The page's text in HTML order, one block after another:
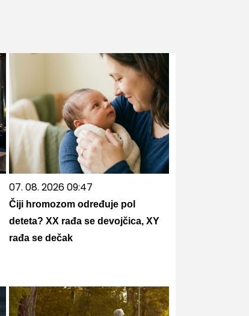
07. 08. 2026 09:47
Čiji hromozom određuje pol
deteta? XX rađa se devojčica, XY
rađa se dečak